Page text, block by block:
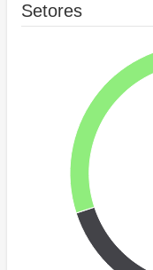
Setores